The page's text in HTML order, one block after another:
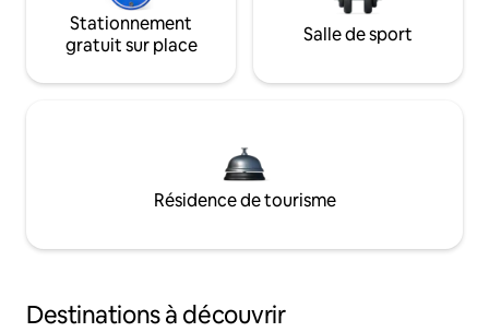
Stationnement
gratuit sur place
Salle de sport
Résidence de tourisme
Destinations à découvrir